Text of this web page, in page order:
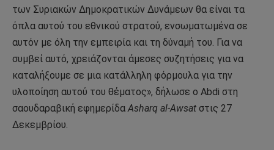
των Συριακών Δημοκρατικών Δυνάμεων θα είναι τα
όπλα αυτού του εθνικού στρατού, ενσωματωμένα σε
αυτόν με όλη την εμπειρία και τη δύναμή του. Για να
συμβεί αυτό, χρειάζονται άμεσες συζητήσεις για να
καταλήξουμε σε μια κατάλληλη φόρμουλα για την
υλοποίηση αυτού του θέματος», δήλωσε ο Abdi στη
σαουδαραβική εφημερίδαAsharq al-Awsat στις 27
Δεκεμβρίου.